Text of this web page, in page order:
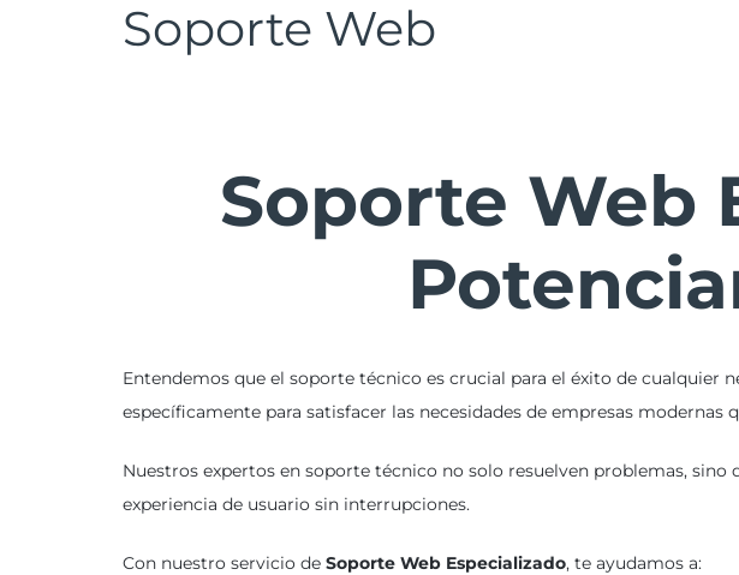
Soporte Web
Soporte Web
Entendemos que el soporte técnico es crucial para el éxito de cualquier
específicamente para satisfacer las necesidades de empresas
Nuestros expertos en soporte técnico no solo resuelven problemas,
experiencia de usuario sin interrupciones.
Con nuestro servicio de Soporte Web Especializado, te ayudamos a: